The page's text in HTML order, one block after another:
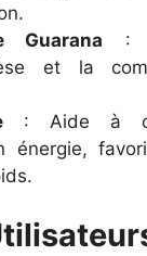
Guarana :
et la
: Aide à
énergie,